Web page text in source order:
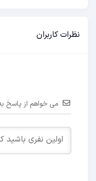
نظرات کاربران
می خواهم از پاسخ